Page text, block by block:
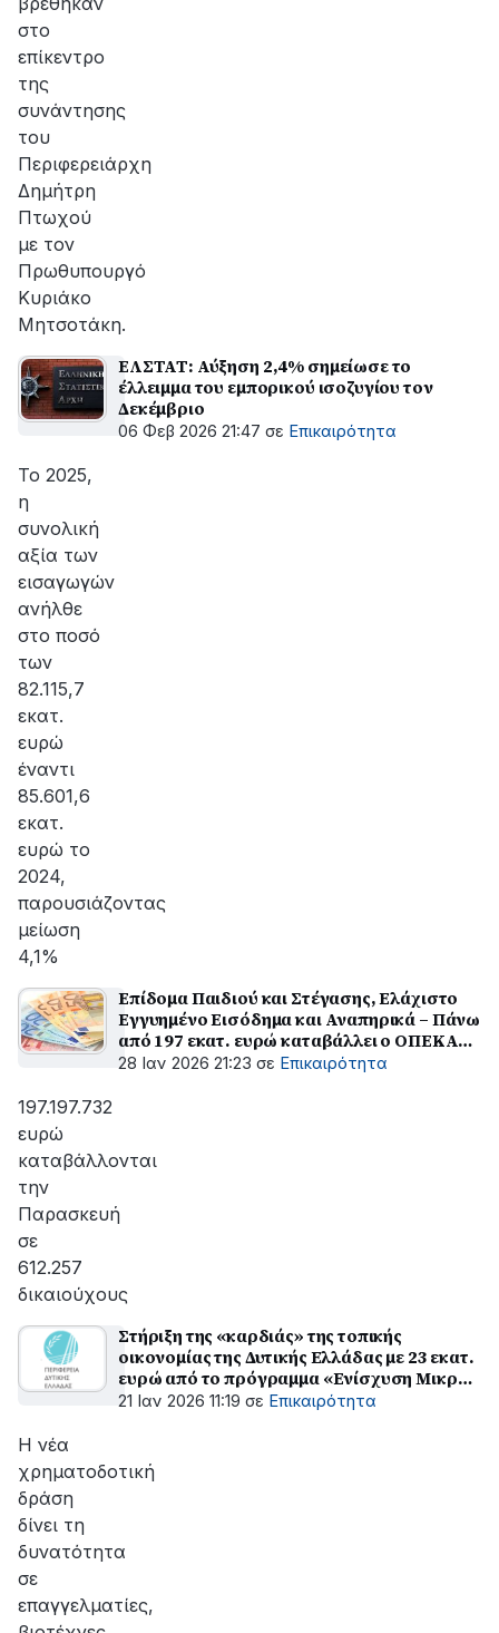
στο
επίκεντρο
της
συνάντησης
του
Περιφερειάρχη
Δημήτρη
Πτωχού
με τον
Πρωθυπουργό
Κυριάκο
Μητσοτάκη.
ΕΛΣΤΑΤ: Αύξηση 2,4% σημείωσε το
έλλειμμα του εμπορικού ισοζυγίου τον
Δεκέμβριο
06 Φεβ 2026 21:47 σε Επικαιρότητα
Το 2025,
η
συνολική
αξία των
εισαγωγών
ανήλθε
στο ποσό
των
82.115,7
εκατ.
ευρώ
έναντι
85.601,6
εκατ.
ευρώ το
2024,
παρουσιάζοντας
μείωση
4,1%
Eπίδομα Παιδιού και Στέγασης, Ελάχιστο
Εγγυημένο Εισόδημα και Αναπηρικά – Πάνω
από 197 εκατ. ευρώ καταβάλλει ο ΟΠΕΚΑ
την Παρασκευή 30 Ιανουαρίου
28 Ιαν 2026 21:23 σε Επικαιρότητα
197.197.732
ευρώ
καταβάλλονται
την
Παρασκευή
σε
612.257
δικαιούχους
Στήριξη της «καρδιάς» της τοπικής
οικονομίας της Δυτικής Ελλάδας με 23 εκατ.
ευρώ από το πρόγραμμα «Ενίσχυση Μικρής
Επιχειρηματικότητας»
21 Ιαν 2026 11:19 σε Επικαιρότητα
Η νέα
χρηματοδοτική
δράση
δίνει τη
δυνατότητα
σε
επαγγελματίες,